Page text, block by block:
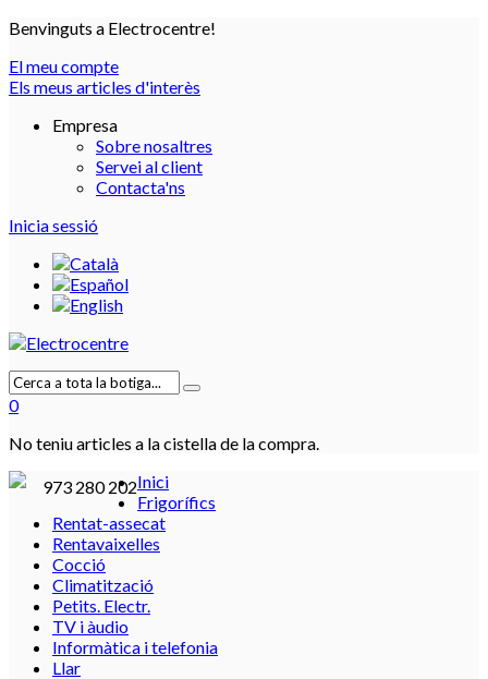
Benvinguts a Electrocentre!
El meu compte
Els meus articles d'interès
Empresa
Sobre nosaltres
Servei al client
Contacta'ns
Inicia sessió
0
No teniu articles a la cistella de la compra.
973 280 202Inici
Frigorífics
Rentat-assecat
Rentavaixelles
Cocció
Climatització
Petits. Electr.
TV i àudio
Informàtica i telefonia
Llar